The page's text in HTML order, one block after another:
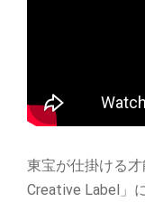
東宝が仕掛ける
Creative Label」